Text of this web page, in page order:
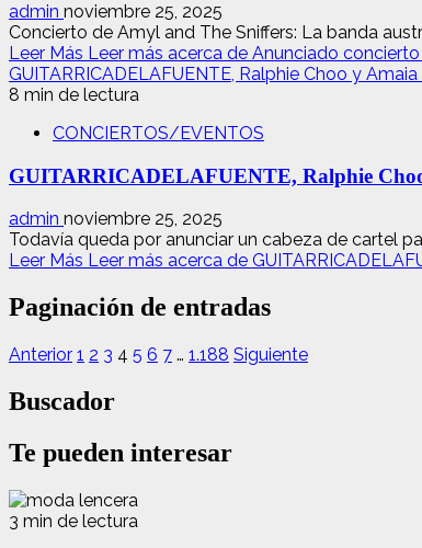
admin noviembre 25, 2025
Concierto de Amyl and The Sniffers: La banda
Leer Más Leer más acerca de Anunciado
GUITARRICADELAFUENTE, Ralphie Choo y
8 min de lectura
CONCIERTOS/EVENTOS
GUITARRICADELAFUENTE, Ralphie
admin noviembre 25, 2025
Todavía queda por anunciar un cabeza de cartel
Leer Más Leer más acerca de
Paginación de entradas
Anterior 1 2 3 4 5 6 7 … 1.188 Siguiente
Buscador
Te pueden interesar
3 min de lectura